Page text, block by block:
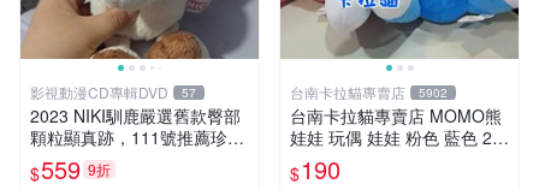
影視動漫CD專輯DVD 57
2023 NIKI馴鹿嚴選舊款臀部
顆粒顯真跡，111號推薦珍藏
品 馴鹿 舊款 尾巴顆粒
$559 9折
台南卡拉貓專賣店 5902
台南卡拉貓專賣店 MOMO熊
娃娃 玩偶 娃娃 粉色 藍色 2色
分售
$190